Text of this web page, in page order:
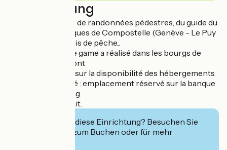
Beschreibung
- Ventes de fiches de randonnées pédestres, du guide du
Chemin de St Jacques de Compostelle (Genève - Le Puy
en Velay), de permis de pêche...
- Prêt de l'enquête game a réalisé dans les bourgs de
Frangy et Chaumont
- Renseignement sur la disponibilité des hébergements
- Accès handicapé : emplacement réservé sur la banque
d'accueil et parking.
- Accès Wifi gratuit.
Interessiert Sie diese Einrichtung? Besuchen Sie
deren Website zum Buchen oder für mehr